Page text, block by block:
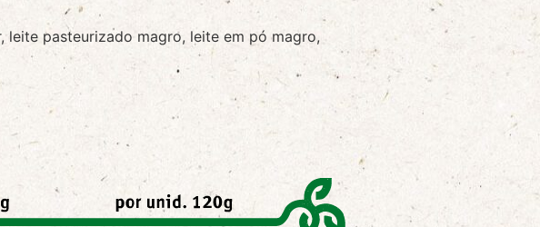
leite pasteurizado magro, leite em pó magro,